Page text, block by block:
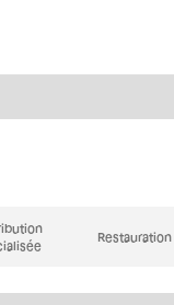
Restauration